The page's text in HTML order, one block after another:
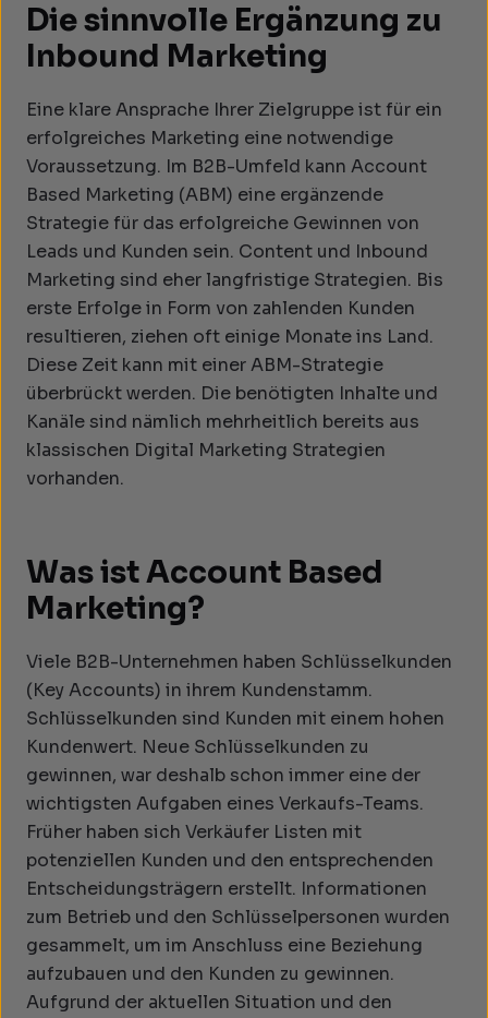
Die sinnvolle Ergänzung zu
Inbound Marketing
Eine klare Ansprache Ihrer Zielgruppe ist für ein
erfolgreiches Marketing eine notwendige
Voraussetzung. Im B2B-Umfeld kann Account
Based Marketing (ABM) eine ergänzende
Strategie für das erfolgreiche Gewinnen von
Leads und Kunden sein. Content und Inbound
Marketing sind eher langfristige Strategien. Bis
erste Erfolge in Form von zahlenden Kunden
resultieren, ziehen oft einige Monate ins Land.
Diese Zeit kann mit einer ABM-Strategie
überbrückt werden. Die benötigten Inhalte und
Kanäle sind nämlich mehrheitlich bereits aus
klassischen Digital Marketing Strategien
vorhanden.
Was ist Account Based
Marketing?
Viele B2B-Unternehmen haben Schlüsselkunden
(Key Accounts) in ihrem Kundenstamm.
Schlüsselkunden sind Kunden mit einem hohen
Kundenwert. Neue Schlüsselkunden zu
gewinnen, war deshalb schon immer eine der
wichtigsten Aufgaben eines Verkaufs-Teams.
Früher haben sich Verkäufer Listen mit
potenziellen Kunden und den entsprechenden
Entscheidungsträgern erstellt. Informationen
zum Betrieb und den Schlüsselpersonen wurden
gesammelt, um im Anschluss eine Beziehung
aufzubauen und den Kunden zu gewinnen.
Aufgrund der aktuellen Situation und den